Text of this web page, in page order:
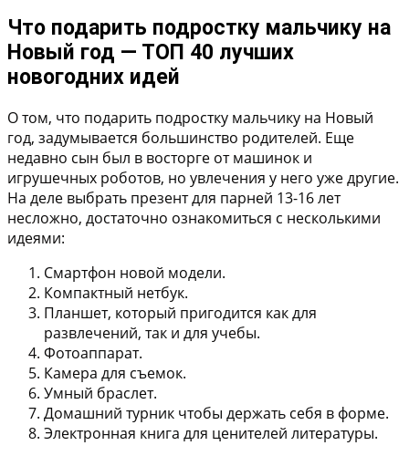
Что подарить подростку мальчику на
Новый год — ТОП 40 лучших
новогодних идей
О том, что подарить подростку мальчику на Новый
год, задумывается большинство родителей. Еще
недавно сын был в восторге от машинок и
игрушечных роботов, но увлечения у него уже другие.
На деле выбрать презент для парней 13-16 лет
несложно, достаточно ознакомиться с несколькими
идеями:
Смартфон новой модели.
Компактный нетбук.
Планшет, который пригодится как для
развлечений, так и для учебы.
Фотоаппарат.
Камера для съемок.
Умный браслет.
Домашний турник чтобы держать себя в форме.
Электронная книга для ценителей литературы.